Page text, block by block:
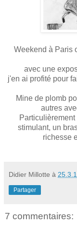
Weekend à Paris
avec une
j'en ai profité pour
Mine de plomb
autres
stimulant, un
richesse
Didier Millotte à
Partager
7 commentaires: